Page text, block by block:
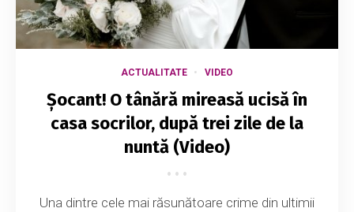
ACTUALITATE VIDEO
Șocant! O tânără mireasă ucisă în
casa socrilor, după trei zile de la
nuntă (Video)
Una dintre cele mai răsunătoare crime din ultimii